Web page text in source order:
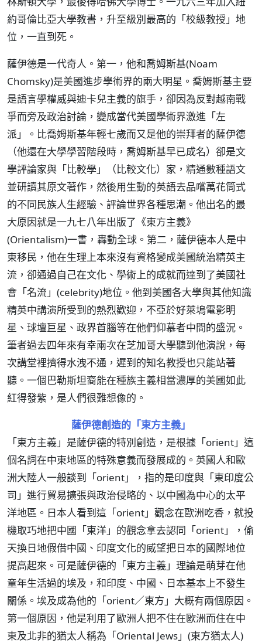
約哥倫比亞大學教書，升至級別最高的「校級教授」地
位，一直到死。
薩伊德是一代奇人。第一，他和喬姆斯基(Noam
Chomsky)是美國進步學術界的兩大明星。喬姆斯基主要
是語言學權威與迪卡兒主義的旗手，卻因為反對越南戰
爭而旁及政治討論，變成當代美國學術界激進「左
派」。比喬姆斯基年輕七歲而又是他的崇拜者的薩伊德
（他還在大學學習階段時，喬姆斯基早已成名）卻是文
學評論家與「比較學」（比較文化）家，精通數種語文
並研讀其原文著作，然後用生動的英語去品嚐萬花筒式
的不同民族人生經驗、評論世界各種思潮。他出名的最
大原因就是一九七八年出版了《東方主義》
(Orientalism)一書，轟動全球。第二，薩伊德本人是中
東移民，他在生理上本來沒有資格變成美國統治精英主
流，卻通過自己在文化、學術上的成就而達到了美國社
會「名流」(celebrity)地位。他到美國各大學與其他知識
精英中講演所受到的熱烈歡迎，不亞於好萊塢電影明
星、球壇巨星、政界首腦等在他們仰慕者中間的盛況。
筆者過去四年來有幸兩次在芝加哥大學聽到他演說，每
次講堂裡擠得水洩不通，遲到的知名教授也只能站著
聽。一個巴勒斯坦裔能在種族主義相當濃厚的美國如此
紅得發紫，是人們很難想像的。
薩伊德創造的「東方主義」
「東方主義」是薩伊德的特別創造，是根據「orient」這
個名詞在中東地區的特殊意義而發展成的。英國人和歐
洲大陸人一般談到「orient」，指的是印度與「東印度公
司」進行貿易擴張與政治侵略的、以中國為中心的太平
洋地區。日本人看到這「orient」觀念在歐洲吃香，就投
機取巧地把中國「東洋」的觀念拿去認同「orient」，偷
天換日地假借中國、印度文化的威望把日本的國際地位
提高起來。可是薩伊德的「東方主義」理論是萌芽在他
童年生活過的埃及，和印度、中國、日本基本上不發生
關係。埃及成為他的「orient／東方」大概有兩個原因。
第一個原因，他是利用了歐洲人把不住在歐洲而住在中
東及北非的猶太人稱為「Oriental Jews」(東方猶太人)